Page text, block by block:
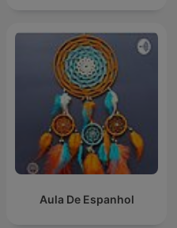
Aula De Espanhol